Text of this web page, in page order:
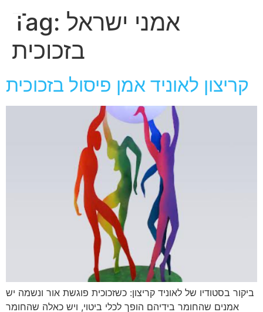
Tag: אמני ישראל
בזכוכית
קריצון לאוניד אמן פיסול בזכוכית
ביקור בסטודיו של לאוניד קריצון: כשזכוכית פוגשת אור ונשמה יש
אמנים שהחומר בידיהם הופך לכלי ביטוי, ויש כאלה שהחומר